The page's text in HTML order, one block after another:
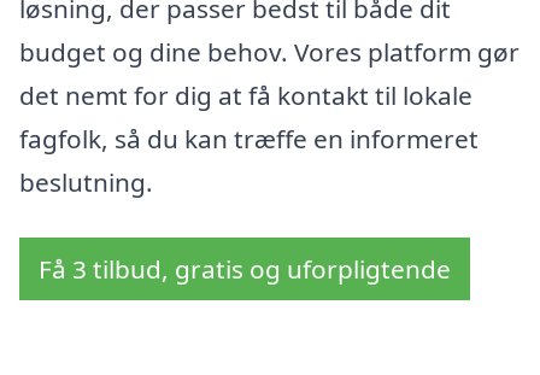
løsning, der passer bedst til både dit
budget og dine behov. Vores platform gør
det nemt for dig at få kontakt til lokale
fagfolk, så du kan træffe en informeret
beslutning.
Få 3 tilbud, gratis og uforpligtende